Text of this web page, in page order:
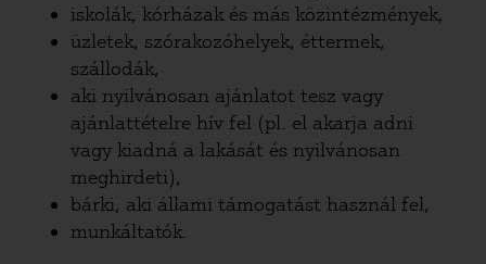
iskolák, kórházak és más közintézmények,
üzletek, szórakozóhelyek, éttermek,
szállodák,
aki nyilvánosan ajánlatot tesz vagy
ajánlattételre hív fel (pl. el akarja adni
vagy kiadná a lakását és nyilvánosan
meghirdeti),
bárki, aki állami támogatást használ fel,
munkáltatók.